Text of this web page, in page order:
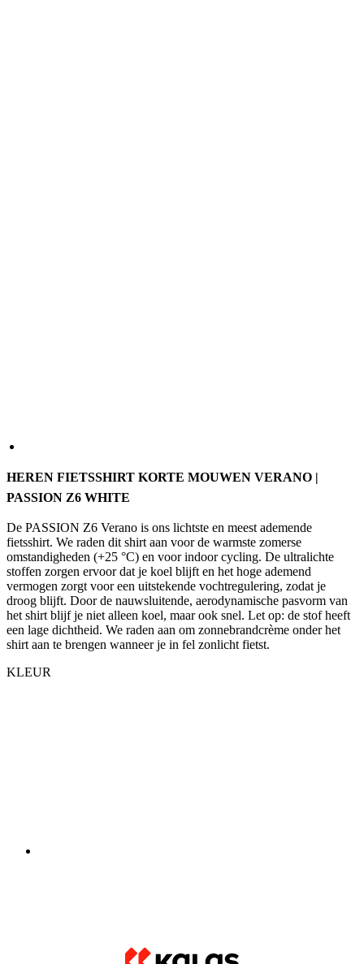
HEREN FIETSSHIRT KORTE MOUWEN VERANO |
PASSION Z6 WHITE
De PASSION Z6 Verano is ons lichtste en meest ademende
fietsshirt. We raden dit shirt aan voor de warmste zomerse
omstandigheden (+25 °C) en voor indoor cycling. De ultralichte
stoffen zorgen ervoor dat je koel blijft en het hoge ademend
vermogen zorgt voor een uitstekende vochtregulering, zodat je
droog blijft. Door de nauwsluitende, aerodynamische pasvorm van
het shirt blijf je niet alleen koel, maar ook snel. Let op: de stof heeft
een lage dichtheid. We raden aan om zonnebrandcrème onder het
shirt aan te brengen wanneer je in fel zonlicht fietst.
KLEUR